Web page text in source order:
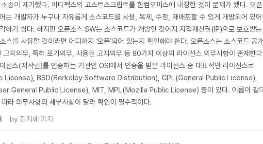
송이 제기했다. 아티펙스의 고스트스크립트를 한컴오피스에 내장한 것이 문제가 됐다. 오
는 개발자가 누구나 자유롭게 소스코드를 사용, 복제, 수정, 재배포할 수 있게 개방되어 있어
하기 쉽다. 하지만 오픈소스 SW는 소스코드가 개방인 것이지 지적재산권(IP)으로 보호받는
스를 사용할 것이라면 어디까지 ‘오픈’되어 있는지 확인해야 한다. 오픈소스는 소스코드 공개
고지의무, 특허 포기의무, 사용권 고지의무 등 80가지 이상의 라이선스 의무사항이 존재한
선스(저작권)를 인증하는 기관인 OSI에서 인증을 받은 라이선스 중 대표적인 라이선스로
License), BSD(Berkeley Software Distribution), GPL(General Public License),
General Public License), MIT, MPL(Mozilla Public License) 등이 있다. 이름이 같
라 의무사항의 세부사항이 달라 확인이 필수적이다.
by김지혜 기자